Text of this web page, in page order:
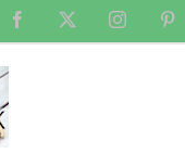
Facebook Instagram